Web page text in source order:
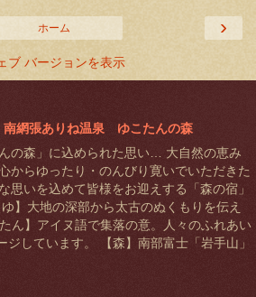
›
ホーム
ブ バージョンを表示
網張ありね温泉 ゆこたんの森
んの森」に込められた思い… 大自然の恵み
からゆったり・のんびり寛いでいただきた
思いを込めて皆様をお迎えする「森の宿」
】大地の深部から太古のぬくもりを伝え
ん】アイヌ語で集落の意。人々のふれあい
ジしています。 【森】南部富士「岩手山」